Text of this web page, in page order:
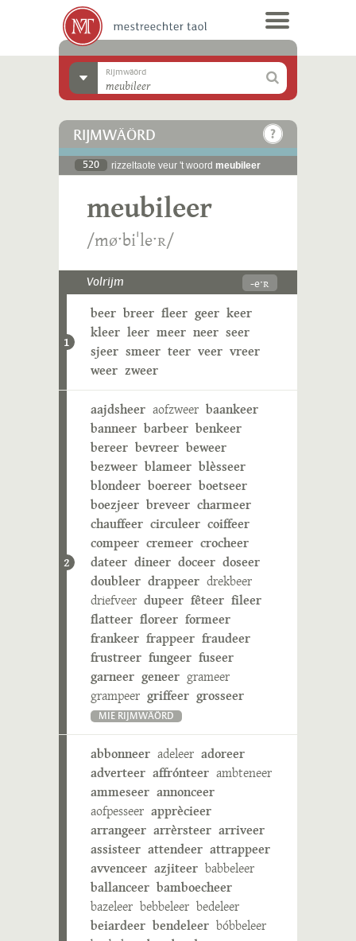
Rijmwäörd
RIJMWÄÖRD
520 rizzeltaote veur 't woord meubileer
meubileer
/møˑbiˈleˑʀ/
Volrijm -eˑʀ
1
beer breer fleer geer keer
kleer leer meer neer seer
sjeer smeer teer veer vreer
weer zweer
2
aajdsheer aofzweer baankeer
banneer barbeer benkeer
bereer bevreer beweer
bezweer blameer blèsseer
blondeer boereer boetseer
boezjeer breveer charmeer
chauffeer circuleer coiffeer
compeer cremeer crocheer
dateer dineer doceer doseer
doubleer drappeer drekbeer
driefveer dupeer fêteer fileer
flatteer floreer formeer
frankeer frappeer fraudeer
frustreer fungeer fuseer
garneer geneer grameer
grampeer griffeer grosseer
MIE RIJMWÄÖRD
abbonneer adeleer adoreer
adverteer affrónteer ambteneer
ammeseer annonceer
aofpesseer apprècieer
arrangeer arrèrsteer arriveer
assisteer attendeer attrappeer
avvenceer azjiteer babbeleer
ballanceer bamboecheer
bazeleer bebbeleer bedeleer
beiardeer bendeleer bóbbeleer